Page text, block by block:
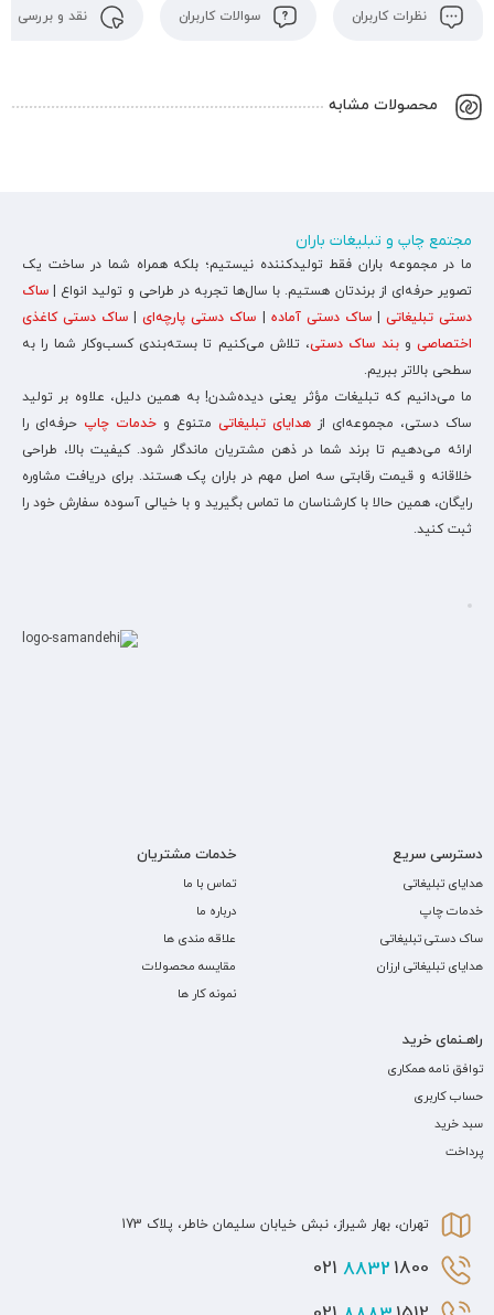
نظرات کاربران سوالات کاربران نقد و بررسی
محصولات مشابه
مجتمع چاپ و تبلیغات باران
ما در مجموعه باران فقط تولیدکننده نیستیم؛ بلکه همراه شما در ساخت یک
تصویر حرفه‌ای از برندتان هستیم. با سال‌ها تجربه در طراحی و تولید انواع | ساک
دستی تبلیغاتی |ساک دستی آماده ساک دستی پارچه‌ای| ساک دستی کاغذی
اختصاصی وبند ساک دستی، تلاش می‌کنیم تا بسته‌بندی کسب‌وکار شما را به
سطحی بالاتر ببریم.
ما می‌دانیم که تبلیغات مؤثر یعنی دیده‌شدن! به همین دلیل، علاوه بر تولید
ساک دستی، مجموعه‌ای از هدایای تبلیغاتی متنوع و خدمات چاپ حرفه‌ای را
ارائه می‌دهیم تا برند شما در ذهن مشتریان ماندگار شود. کیفیت بالا، طراحی
خلاقانه و قیمت رقابتی سه اصل مهم در باران پک هستند. برای دریافت مشاوره
رایگان، همین حالا با کارشناسان ما تماس بگیرید و با خیالی آسوده سفارش خود را
ثبت کنید.
دسترسی سریع
هدایای تبلیغاتی
خدمات چاپ
ساک دستی تبلیغاتی
هدایای تبلیغاتی ارزان
خدمات مشتریان
تماس با ما
درباره ما
علاقه مندی ها
مقایسه محصولات
نمونه کار ها
راهـنمای خرید
توافق نامه همکاری
حساب کاربری
سبد خرید
پرداخت
تهران، بهار شیراز، نبش خیابان سلیمان خاطر، پلاک 173
8832 1800 021